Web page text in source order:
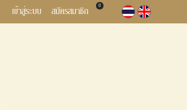
0
เข้าสู่ระบบ สมัครสมาชิก